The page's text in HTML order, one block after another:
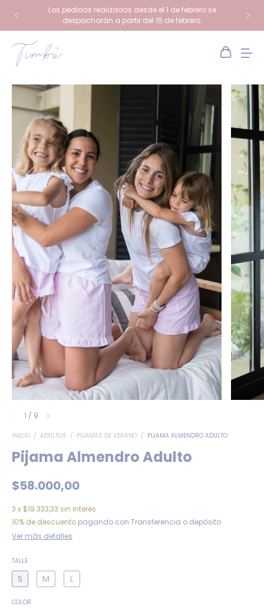
Los pedidos realizados desde el 1 de febrero se
despacharán a partir del 15 de febrero.
1 / 9
INICIO / ADULTOS / PIJAMAS DE VERANO / PIJAMA ALMENDRO ADULTO
Pijama Almendro Adulto
$58.000,00
3 x $19.333,33 sin interés
10% de descuento pagando con Transferencia o depósito
Ver más detalles
TALLE
S M L
COLOR